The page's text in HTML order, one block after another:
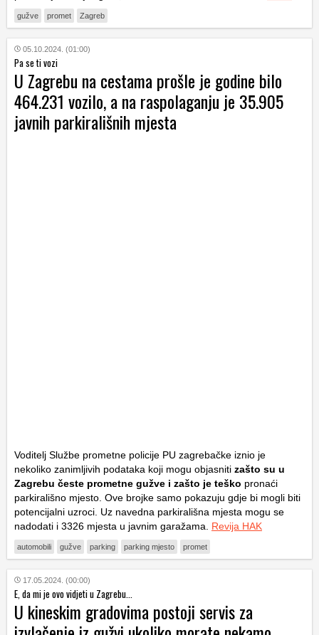
gužve promet Zagreb
05.10.2024. (01:00)
Pa se ti vozi
U Zagrebu na cestama prošle je godine bilo
464.231 vozilo, a na raspolaganju je 35.905
javnih parkirališnih mjesta
Voditelj Službe prometne policije PU zagrebačke iznio je
nekoliko zanimljivih podataka koji mogu objasniti zašto su u
Zagrebu česte prometne gužve i zašto je teško pronaći
parkirališno mjesto. Ove brojke samo pokazuju gdje bi mogli biti
potencijalni uzroci. Uz navedna parkirališna mjesta mogu se
nadodati i 3326 mjesta u javnim garažama. Revija HAK
automobili gužve parking parking mjesto promet
17.05.2024. (00:00)
E, da mi je ovo vidjeti u Zagrebu...
U kineskim gradovima postoji servis za